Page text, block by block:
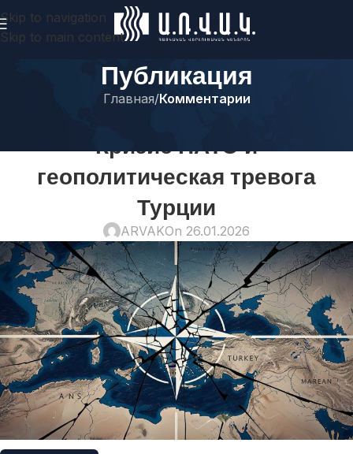
Skip to navigation
Skip to main content
Публикация
Главная/Комментарии
Кризис НАТО и
геополитическая тревога
Турции
ARVAKOn 26.01.2026